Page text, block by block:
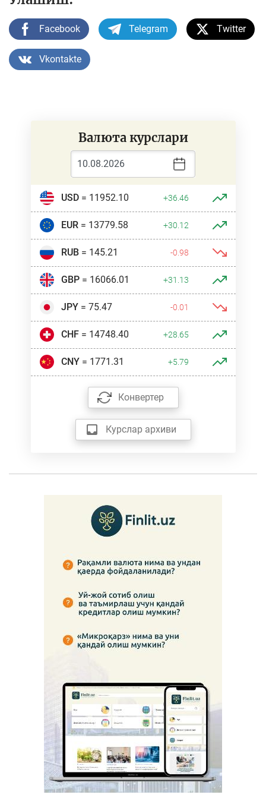
Facebook Telegram Twitter
Vkontakte
Валюта курслари
USD= 11952.10 +36.46
EUR= 13779.58 +30.12
RUB= 145.21 -0.98
GBP= 16066.01 +31.13
JPY= 75.47 -0.01
CHF= 14748.40 +28.65
CNY= 1771.31 +5.79
Конвертер
Курслар архиви